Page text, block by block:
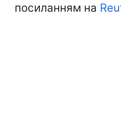
посиланням на